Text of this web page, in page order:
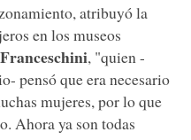
atribuyó la
en los museos
, "quien -
pensó que era necesario
mujeres, por lo que
Ahora ya son todas